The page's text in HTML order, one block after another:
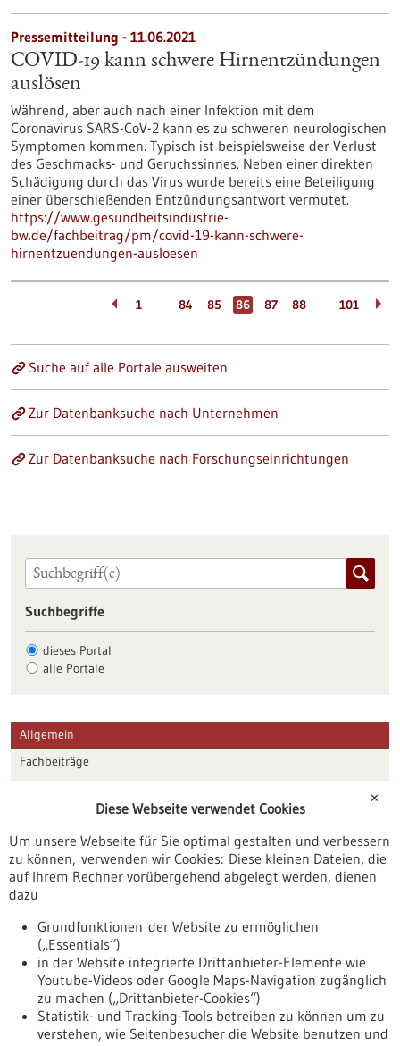
Pressemitteilung - 11.06.2021
COVID-19 kann schwere Hirnentzündungen
auslösen
Während, aber auch nach einer Infektion mit dem
Coronavirus SARS-CoV-2 kann es zu schweren neurologischen
Symptomen kommen. Typisch ist beispielsweise der Verlust
des Geschmacks- und Geruchssinnes. Neben einer direkten
Schädigung durch das Virus wurde bereits eine Beteiligung
einer überschießenden Entzündungsantwort vermutet.
https://www.gesundheitsindustrie-
bw.de/fachbeitrag/pm/covid-19-kann-schwere-
hirnentzuendungen-ausloesen
1 … 84 85 86 87 88 … 101
Suche auf alle Portale ausweiten
Zur Datenbanksuche nach Unternehmen
Zur Datenbanksuche nach Forschungseinrichtungen
Suchbegriffe
dieses Portal
alle Portale
Allgemein
Fachbeiträge
Veranstaltungen
Erscheinungsdatum
✕
Diese Webseite verwendet Cookies
Um unsere Webseite für Sie optimal gestalten und verbessern
zu können, verwenden wir Cookies: Diese kleinen Dateien, die
auf Ihrem Rechner vorübergehend abgelegt werden, dienen
dazu
Grundfunktionen der Website zu ermöglichen
(„Essentials“)
in der Website integrierte Drittanbieter-Elemente wie
Youtube-Videos oder Google Maps-Navigation zugänglich
zu machen („Drittanbieter-Cookies“)
Statistik- und Tracking-Tools betreiben zu können um zu
verstehen, wie Seitenbesucher die Website benutzen und